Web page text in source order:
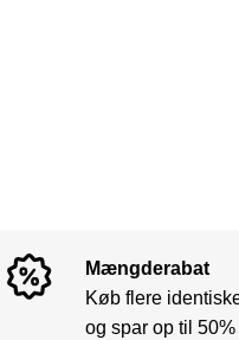
Mængderabat
Køb flere
og spar op til 50%